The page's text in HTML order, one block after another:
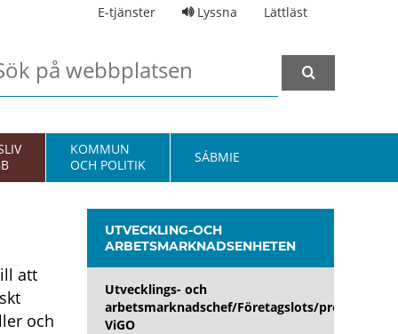
E-tjänster Lyssna Lättläst
KOMMUN
OCH POLITIK
SÁBMIE
att
och
UTVECKLING-OCH
ARBETSMARKNADSENHETEN
Utvecklings- och
arbetsmarknadschef/Företagslots/
ViGO